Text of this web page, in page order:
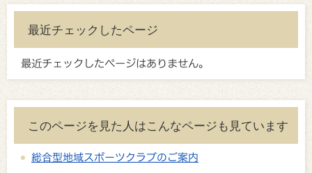
最近チェックしたページ
最近チェックしたページはありません。
このページを見た人はこんなページも見ています
総合型地域スポーツクラブのご案内